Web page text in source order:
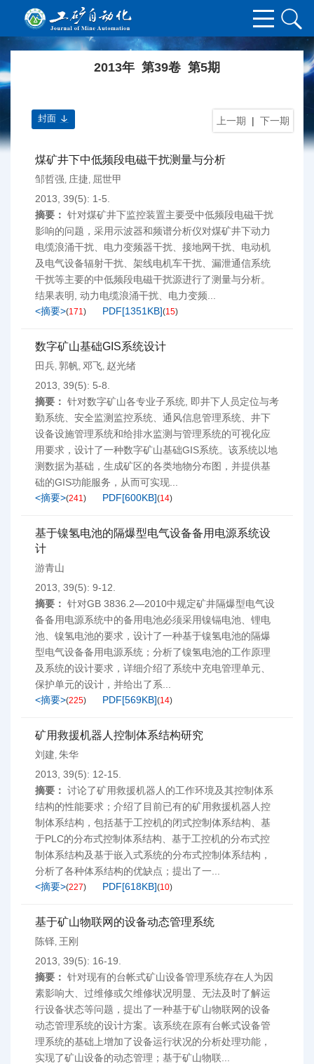
2013年 第39卷 第5期
上一期 | 下一期
封面
煤矿井下中低频段电磁干扰测量与分析
邹哲强, 庄捷, 屈世甲
2013, 39(5): 1-5.
摘要： 针对煤矿井下监控装置主要受中低频段电磁干扰
影响的问题，采用示波器和频谱分析仪对煤矿井下动力
电缆浪涌干扰、电力变频器干扰、接地网干扰、电动机
及电气设备辐射干扰、架线电机车干扰、漏泄通信系统
干扰等主要的中低频段电磁干扰源进行了测量与分析。
结果表明, 动力电缆浪涌干扰、电力变频...
<摘要>(171) PDF[1351KB](15)
数字矿山基础GIS系统设计
田兵, 郭帆, 邓飞, 赵光绪
2013, 39(5): 5-8.
摘要： 针对数字矿山各专业子系统, 即井下人员定位与考
勤系统、安全监测监控系统、通风信息管理系统、井下
设备设施管理系统和给排水监测与管理系统的可视化应
用要求，设计了一种数字矿山基础GIS系统。该系统以地
测数据为基础，生成矿区的各类地物分布图，并提供基
础的GIS功能服务，从而可实现...
<摘要>(241) PDF[600KB](14)
基于镍氢电池的隔爆型电气设备备用电源系统设
计
游青山
2013, 39(5): 9-12.
摘要： 针对GB 3836.2—2010中规定矿井隔爆型电气设
备备用电源系统中的备用电池必须采用镍镉电池、锂电
池、镍氢电池的要求，设计了一种基于镍氢电池的隔爆
型电气设备备用电源系统；分析了镍氢电池的工作原理
及系统的设计要求，详细介绍了系统中充电管理单元、
保护单元的设计，并给出了系...
<摘要>(225) PDF[569KB](14)
矿用救援机器人控制体系结构研究
刘建, 朱华
2013, 39(5): 12-15.
摘要： 讨论了矿用救援机器人的工作环境及其控制体系
结构的性能要求；介绍了目前已有的矿用救援机器人控
制体系结构，包括基于工控机的闭式控制体系结构、基
于PLC的分布式控制体系结构、基于工控机的分布式控
制体系结构及基于嵌入式系统的分布式控制体系结构，
分析了各种体系结构的优缺点；提出了一...
<摘要>(227) PDF[618KB](10)
基于矿山物联网的设备动态管理系统
陈铎, 王刚
2013, 39(5): 16-19.
摘要： 针对现有的台帐式矿山设备管理系统存在人为因
素影响大、过维修或欠维修状况明显、无法及时了解运
行设备状态等问题，提出了一种基于矿山物联网的设备
动态管理系统的设计方案。该系统在原有台帐式设备管
理系统的基础上增加了设备运行状况的分析处理功能，
实现了矿山设备的动态管理；基于矿山物联...